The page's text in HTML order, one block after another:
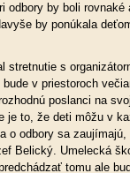
odbory by boli rovnaké
by ponúkala
stretnutie s
v priestoroch
poslanci na
je to, že deti môžu v
odbory sa zaujímajú,
Belický. Umelecká
tomu ale